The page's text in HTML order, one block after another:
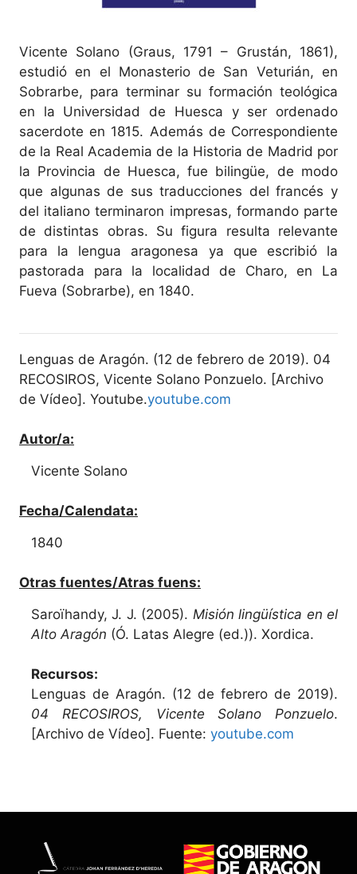
Vicente Solano (Graus, 1791 – Grustán, 1861),
estudió en el Monasterio de San Veturián, en
Sobrarbe, para terminar su formación teológica
en la Universidad de Huesca y ser ordenado
sacerdote en 1815. Además de Correspondiente
de la Real Academia de la Historia de Madrid por
la Provincia de Huesca, fue bilingüe, de modo
que algunas de sus traducciones del francés y
del italiano terminaron impresas, formando parte
de distintas obras. Su figura resulta relevante
para la lengua aragonesa ya que escribió la
pastorada para la localidad de Charo, en La
Fueva (Sobrarbe), en 1840.
Lenguas de Aragón. (12 de febrero de 2019). 04
RECOSIROS, Vicente Solano Ponzuelo. [Archivo
de Vídeo]. Youtube.youtube.com
Autor/a:
Vicente Solano
Fecha/Calendata:
1840
Otras fuentes/Atras fuens:
Saroïhandy, J. J. (2005). Misión lingüística en el
Alto Aragón (Ó. Latas Alegre (ed.)). Xordica.
Recursos:
Lenguas de Aragón. (12 de febrero de 2019).
04 RECOSIROS, Vicente Solano Ponzuelo.
[Archivo de Vídeo]. Fuente: youtube.com